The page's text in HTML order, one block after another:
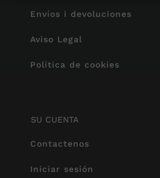
Envíos i devoluciones
Aviso Legal
Política de cookies
SU CUENTA
Contactenos
Iniciar sesión